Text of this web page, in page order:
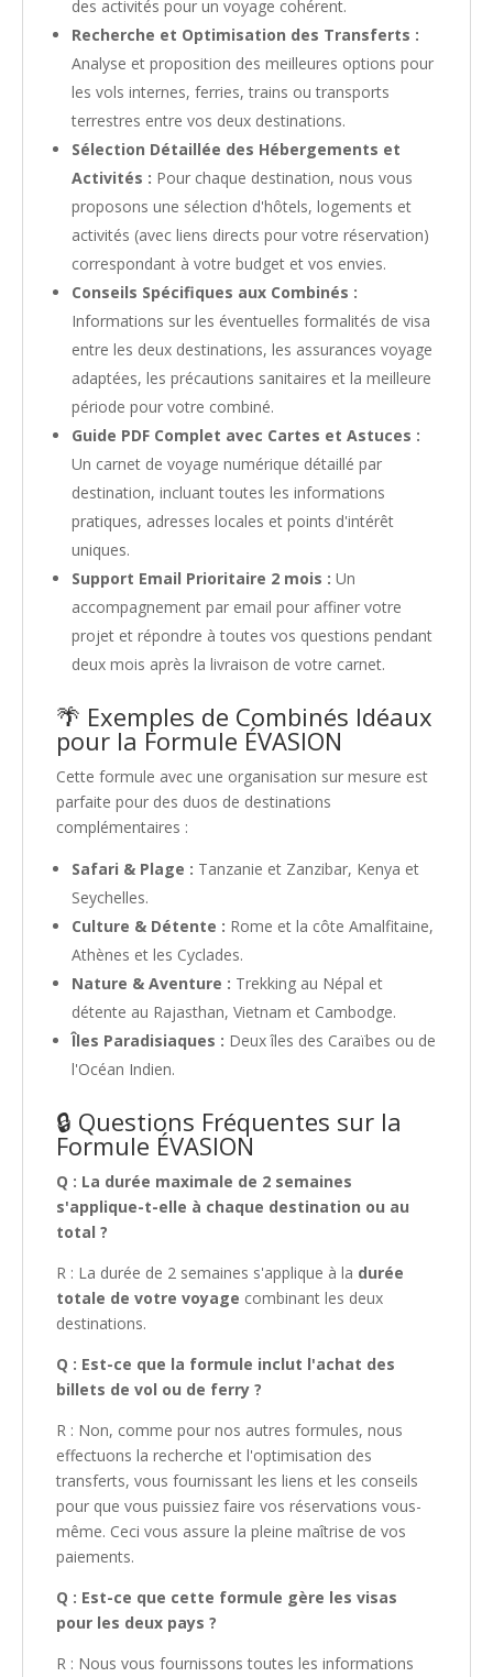
des activités pour un voyage cohérent.
Recherche et Optimisation des Transferts :
Analyse et proposition des meilleures options pour
les vols internes, ferries, trains ou transports
terrestres entre vos deux destinations.
Sélection Détaillée des Hébergements et
Activités : Pour chaque destination, nous vous
proposons une sélection d'hôtels, logements et
activités (avec liens directs pour votre réservation)
correspondant à votre budget et vos envies.
Conseils Spécifiques aux Combinés :
Informations sur les éventuelles formalités de visa
entre les deux destinations, les assurances voyage
adaptées, les précautions sanitaires et la meilleure
période pour votre combiné.
Guide PDF Complet avec Cartes et Astuces :
Un carnet de voyage numérique détaillé par
destination, incluant toutes les informations
pratiques, adresses locales et points d'intérêt
uniques.
Support Email Prioritaire 2 mois : Un
accompagnement par email pour affiner votre
projet et répondre à toutes vos questions pendant
deux mois après la livraison de votre carnet.
🌴 Exemples de Combinés Idéaux
pour la Formule ÉVASION
Cette formule avec une organisation sur mesure est
parfaite pour des duos de destinations
complémentaires :
Safari & Plage : Tanzanie et Zanzibar, Kenya et
Seychelles.
Culture & Détente : Rome et la côte Amalfitaine,
Athènes et les Cyclades.
Nature & Aventure : Trekking au Népal et
détente au Rajasthan, Vietnam et Cambodge.
Îles Paradisiaques : Deux îles des Caraïbes ou de
l'Océan Indien.
🔒 Questions Fréquentes sur la
Formule ÉVASION
Q : La durée maximale de 2 semaines
s'applique-t-elle à chaque destination ou au
total ?
R : La durée de 2 semaines s'applique à la durée
totale de votre voyage combinant les deux
destinations.
Q : Est-ce que la formule inclut l'achat des
billets de vol ou de ferry ?
R : Non, comme pour nos autres formules, nous
effectuons la recherche et l'optimisation des
transferts, vous fournissant les liens et les conseils
pour que vous puissiez faire vos réservations vous-
même. Ceci vous assure la pleine maîtrise de vos
paiements.
Q : Est-ce que cette formule gère les visas
pour les deux pays ?
R : Nous vous fournissons toutes les informations